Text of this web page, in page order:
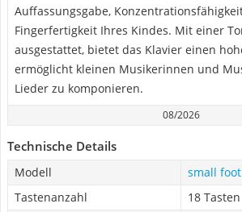
Auffassungsgabe,
Fingerfertigkeit Ihres Kindes. Mit einer
ausgestattet, bietet das Klavier einen
ermöglicht kleinen Musikerinnen und
Lieder zu komponieren.
08/2026
Technische Details
Modell
small
Tastenanzahl
18 Tasten